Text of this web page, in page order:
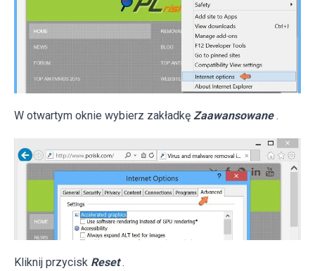
W otwartym oknie wybierz zakładkę Zaawansowane .
Kliknij przycisk Reset .